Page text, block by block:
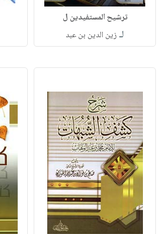
ترشيح المستفيدين ل
لـ زين الدين بن عبد